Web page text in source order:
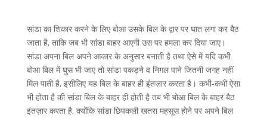
सांडा का शिकार करने के लिए बोआ उसके बिल के द्वार पर घात लगा कर बैठ
जाता है, ताकि जब भी सांडा बाहर आएगी उस पर हमला कर दिया जाए।
सांडा अपना बिल अपने आकार के अनुसार बनाती है तथा ऐसे में यदि कभी
बोआ बिल में घुस भी जाए तो सांडा पकड़ने व निगल पाने जितनी जगह नहीं
मिल पाती है, इसीलिए यह बिल के बाहर ही इंतज़ार करता है। कभी-कभी ऐसा
भी होता है की सांडा बिल के बाहर ही होती है तब भी बोआ बिल के बाहर बैठ
इंतज़ार करता है, क्योंकि सांडा छिपकली खतरा महसूस होने पर अपने बिल